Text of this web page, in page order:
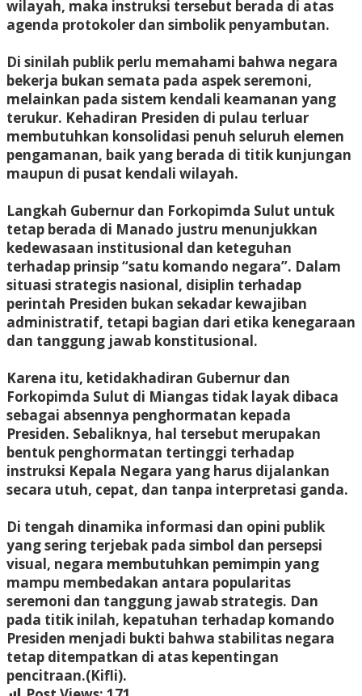
wilayah, maka instruksi tersebut berada di atas
agenda protokoler dan simbolik penyambutan.
Di sinilah publik perlu memahami bahwa negara
bekerja bukan semata pada aspek seremoni,
melainkan pada sistem kendali keamanan yang
terukur. Kehadiran Presiden di pulau terluar
membutuhkan konsolidasi penuh seluruh elemen
pengamanan, baik yang berada di titik kunjungan
maupun di pusat kendali wilayah.
Langkah Gubernur dan Forkopimda Sulut untuk
tetap berada di Manado justru menunjukkan
kedewasaan institusional dan keteguhan
terhadap prinsip “satu komando negara”. Dalam
situasi strategis nasional, disiplin terhadap
perintah Presiden bukan sekadar kewajiban
administratif, tetapi bagian dari etika kenegaraan
dan tanggung jawab konstitusional.
Karena itu, ketidakhadiran Gubernur dan
Forkopimda Sulut di Miangas tidak layak dibaca
sebagai absennya penghormatan kepada
Presiden. Sebaliknya, hal tersebut merupakan
bentuk penghormatan tertinggi terhadap
instruksi Kepala Negara yang harus dijalankan
secara utuh, cepat, dan tanpa interpretasi ganda.
Di tengah dinamika informasi dan opini publik
yang sering terjebak pada simbol dan persepsi
visual, negara membutuhkan pemimpin yang
mampu membedakan antara popularitas
seremoni dan tanggung jawab strategis. Dan
pada titik inilah, kepatuhan terhadap komando
Presiden menjadi bukti bahwa stabilitas negara
tetap ditempatkan di atas kepentingan
pencitraan.(Kifli).